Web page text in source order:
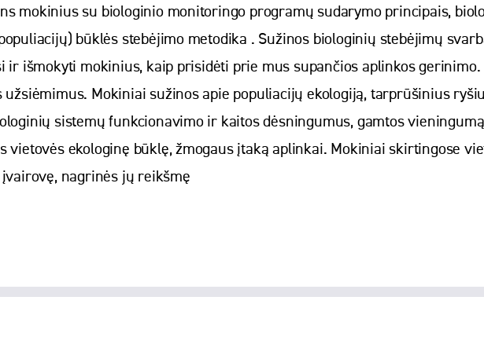
mokinius su biologinio monitoringo programų sudarymo principais,
būklės stebėjimo metodika . Sužinos biologinių stebėjimų
ir išmokyti mokinius, kaip prisidėti prie mus supančios aplinkos
užsiėmimus. Mokiniai sužinos apie populiacijų ekologiją, tarprūšinius
sistemų funkcionavimo ir kaitos dėsningumus, gamtos
vietovės ekologinę būklę, žmogaus įtaką aplinkai. Mokiniai skirtingose
nagrinės jų reikšmę